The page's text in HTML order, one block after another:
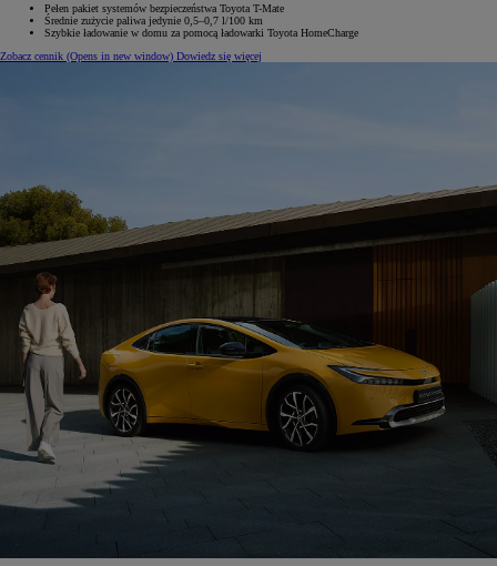
Pełen pakiet systemów bezpieczeństwa Toyota T-Mate
Średnie zużycie paliwa jedynie 0,5–0,7 l/100 km
Szybkie ładowanie w domu za pomocą ładowarki Toyota HomeCharge
Zobacz cennik (Opens in new window) Dowiedz się więcej